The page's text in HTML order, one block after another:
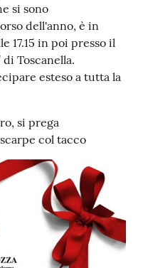
si sono
dell'anno, è in
17.15 in poi presso il
Toscanella.
esteso a tutta la
si prega
col tacco